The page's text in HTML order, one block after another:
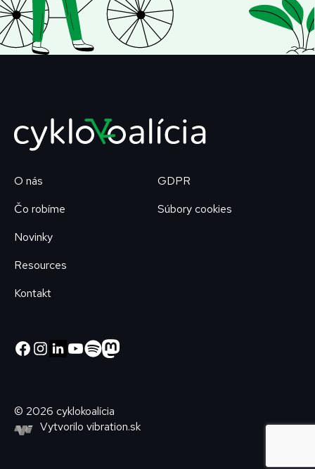
O nás
Čo robíme
Novinky
Resources
Kontakt
GDPR
Súbory cookies
© 2026 cyklokoalícia
Vytvorilo vibration.sk